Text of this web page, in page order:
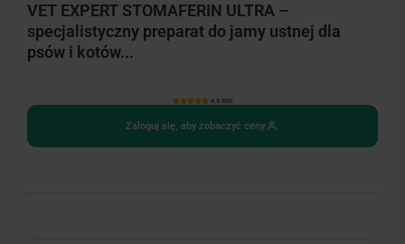
VET EXPERT STOMAFERIN ULTRA –
specjalistyczny preparat do jamy ustnej dla
psów i kotów...
4.9 (99)
Zaloguj się, aby zobaczyć ceny